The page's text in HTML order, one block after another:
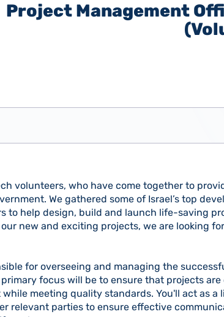
Project Management
volunteers, who have come together to
We gathered some of Israel’s top
to help design, build and launch life-saving
new and exciting projects, we are looking
for overseeing and managing the
focus will be to ensure that projects are
meeting quality standards. You'll act as a
relevant parties to ensure effective